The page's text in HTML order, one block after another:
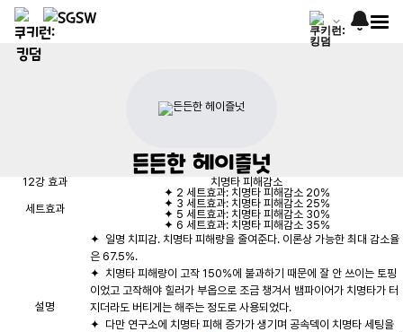
든든한 헤이즐넛
12강 효과
치명타 피해감소
세트효과
✦ 2 세트효과: 치명타 피해감소 20%
✦ 3 세트효과: 치명타 피해감소 25%
✦ 5 세트효과: 치명타 피해감소 30%
✦ 6 세트효과: 치명타 피해감소 35%
설명
✦  일명 치피감. 치명타 피해량을 줄여준다. 이론상 가능한 최대 감소율
✦  치명타 피해량이 고작 150%에 불과하기 때문에 잘 안 쓰이는 토핑
이었고 고작해야 힐러가 부옵으로 조금 챙겨서 뱀파이어가 치명타가 터
✦  다만 연구소에 치명타 피해 증가가 생기며 공속덱이 치명타 세팅을